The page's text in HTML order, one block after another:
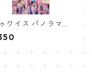
イス パノラマポ
ー (TWICE Poste
【Tw
03】